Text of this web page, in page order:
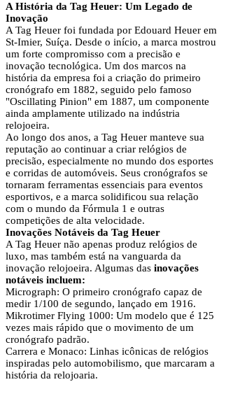
A História da Tag Heuer: Um Legado de
Inovação
A Tag Heuer foi fundada por Edouard Heuer em
St-Imier, Suíça. Desde o início, a marca mostrou
um forte compromisso com a precisão e
inovação tecnológica. Um dos marcos na
história da empresa foi a criação do primeiro
cronógrafo em 1882, seguido pelo famoso
"Oscillating Pinion" em 1887, um componente
ainda amplamente utilizado na indústria
relojoeira.
Ao longo dos anos, a Tag Heuer manteve sua
reputação ao continuar a criar relógios de
precisão, especialmente no mundo dos esportes
e corridas de automóveis. Seus cronógrafos se
tornaram ferramentas essenciais para eventos
esportivos, e a marca solidificou sua relação
com o mundo da Fórmula 1 e outras
competições de alta velocidade.
Inovações Notáveis da Tag Heuer
A Tag Heuer não apenas produz relógios de
luxo, mas também está na vanguarda da
inovação relojoeira. Algumas das inovações
notáveis incluem:
Micrograph: O primeiro cronógrafo capaz de
medir 1/100 de segundo, lançado em 1916.
Mikrotimer Flying 1000: Um modelo que é 125
vezes mais rápido que o movimento de um
cronógrafo padrão.
Carrera e Monaco: Linhas icônicas de relógios
inspiradas pelo automobilismo, que marcaram a
história da relojoaria.